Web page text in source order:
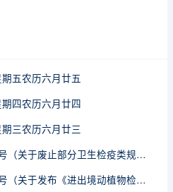
五农历六月廿五
四农历六月廿四
三农历六月廿三
海关总署公告2026年第112号（关于废止部分卫生检疫类规范性文件的公告）
海关总署公告2026年第111号（关于发布《进出境动植物检疫处理监督管理工作规定》《进出境卫生处理监督管理工作规定》的公告）